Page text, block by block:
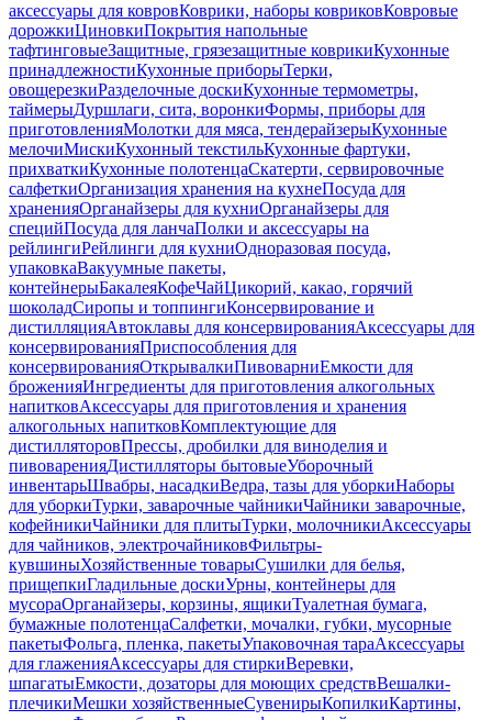
аксессуары для ковровКоврики, наборы ковриковКовровые
дорожкиЦиновкиПокрытия напольные
тафтинговыеЗащитные, грязезащитные коврикиКухонные
принадлежностиКухонные приборыТерки,
овощерезкиРазделочные доскиКухонные термометры,
таймерыДуршлаги, сита, воронкиФормы, приборы для
приготовленияМолотки для мяса, тендерайзерыКухонные
мелочиМискиКухонный текстильКухонные фартуки,
прихваткиКухонные полотенцаСкатерти, сервировочные
салфеткиОрганизация хранения на кухнеПосуда для
храненияОрганайзеры для кухниОрганайзеры для
специйПосуда для ланчаПолки и аксессуары на
рейлингиРейлинги для кухниОдноразовая посуда,
упаковкаВакуумные пакеты,
контейнерыБакалеяКофеЧайЦикорий, какао, горячий
шоколадСиропы и топпингиКонсервирование и
дистилляцияАвтоклавы для консервированияАксессуары для
консервированияПриспособления для
консервированияОткрывалкиПивоварниЕмкости для
броженияИнгредиенты для приготовления алкогольных
напитковАксессуары для приготовления и хранения
алкогольных напитковКомплектующие для
дистилляторовПрессы, дробилки для виноделия и
пивоваренияДистилляторы бытовыеУборочный
инвентарьШвабры, насадкиВедра, тазы для уборкиНаборы
для уборкиТурки, заварочные чайникиЧайники заварочные,
кофейникиЧайники для плитыТурки, молочникиАксессуары
для чайников, электрочайниковФильтры-
кувшиныХозяйственные товарыСушилки для белья,
прищепкиГладильные доскиУрны, контейнеры для
мусораОрганайзеры, корзины, ящикиТуалетная бумага,
бумажные полотенцаСалфетки, мочалки, губки, мусорные
пакетыФольга, пленка, пакетыУпаковочная тараАксессуары
для глаженияАксессуары для стиркиВеревки,
шпагатыЕмкости, дозаторы для моющих средствВешалки-
плечикиМешки хозяйственныеСувенирыКопилкиКартины,